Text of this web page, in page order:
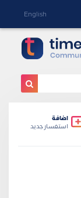
English
اضافة
استفسار جديد